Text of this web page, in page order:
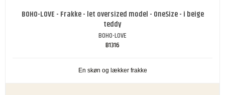
BOHO-LOVE - Frakke - let oversized model - OneSize - i beige
teddy
BOHO-LOVE
B1316
En skøn og lækker frakke